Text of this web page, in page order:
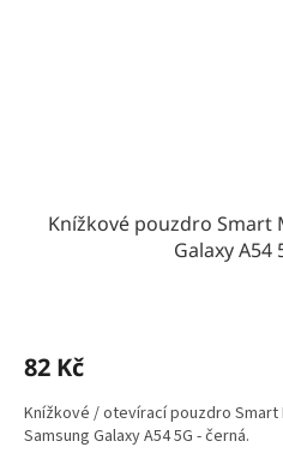
Knížkové pouzdro Smart
Galaxy A54
82 Kč
Knížkové / otevírací pouzdro Smart
Samsung Galaxy A54 5G - černá.